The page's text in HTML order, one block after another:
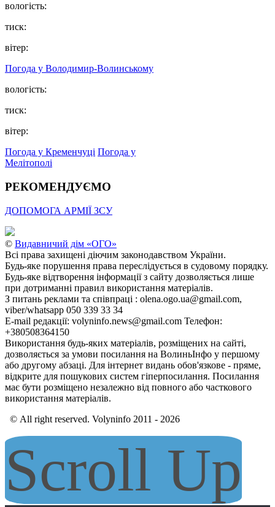
вологість:
тиск:
вітер:
Погода у Володимир-Волинському
вологість:
тиск:
вітер:
Погода у Кременчуці Погода у
Мелітополі
РЕКОМЕНДУЄМО
ДОПОМОГА АРМІЇ ЗСУ
© Видавничий дім «ОГО»
Всі права захищені діючим законодавством України.
Будь-яке порушення права переслідується в судовому порядку.
Будь-яке відтворення інформації з сайту дозволяється лише
при дотриманні правил використання матеріалів.
З питань реклами та співпраці : olena.ogo.ua@gmail.com,
viber/whatsapp 050 339 33 34
E-mail редакції: volyninfo.news@gmail.com Телефон:
+380508364150
Використання будь-яких матеріалів, розміщених на сайті,
дозволяється за умови посилання на ВолиньІнфо у першому
або другому абзаці. Для інтернет видань обов'язкове - пряме,
відкрите для пошукових систем гіперпосилання. Посилання
має бути розміщено незалежно від повного або часткового
використання матеріалів.
© All right reserved. Volyninfo 2011 - 2026
Scroll Up